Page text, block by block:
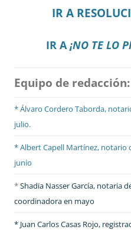
IR A
IR A ¡NO TE LO
Equipo de redacción:
* Álvaro Cordero Taborda,
julio.
* Albert Capell Martínez, notario
junio
*Shadia Nasser García, notaria
coordinadora en mayo
* Juan Carlos Casas Rojo,